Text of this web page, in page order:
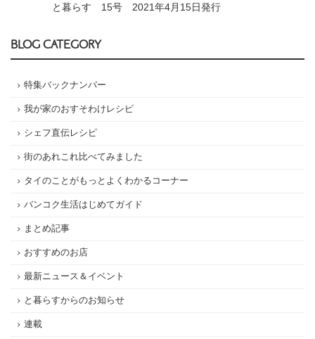
と暮らす 15号 2021年4月15日発行
BLOG CATEGORY
特集バックナンバー
我が家のおすそわけレシピ
シェフ直伝レシピ
街のあれこれ比べてみました
タイのことがもっとよくわかるコーナー
バンコク生活はじめてガイド
まとめ記事
おすすめのお店
最新ニュース＆イベント
と暮らすからのお知らせ
連載